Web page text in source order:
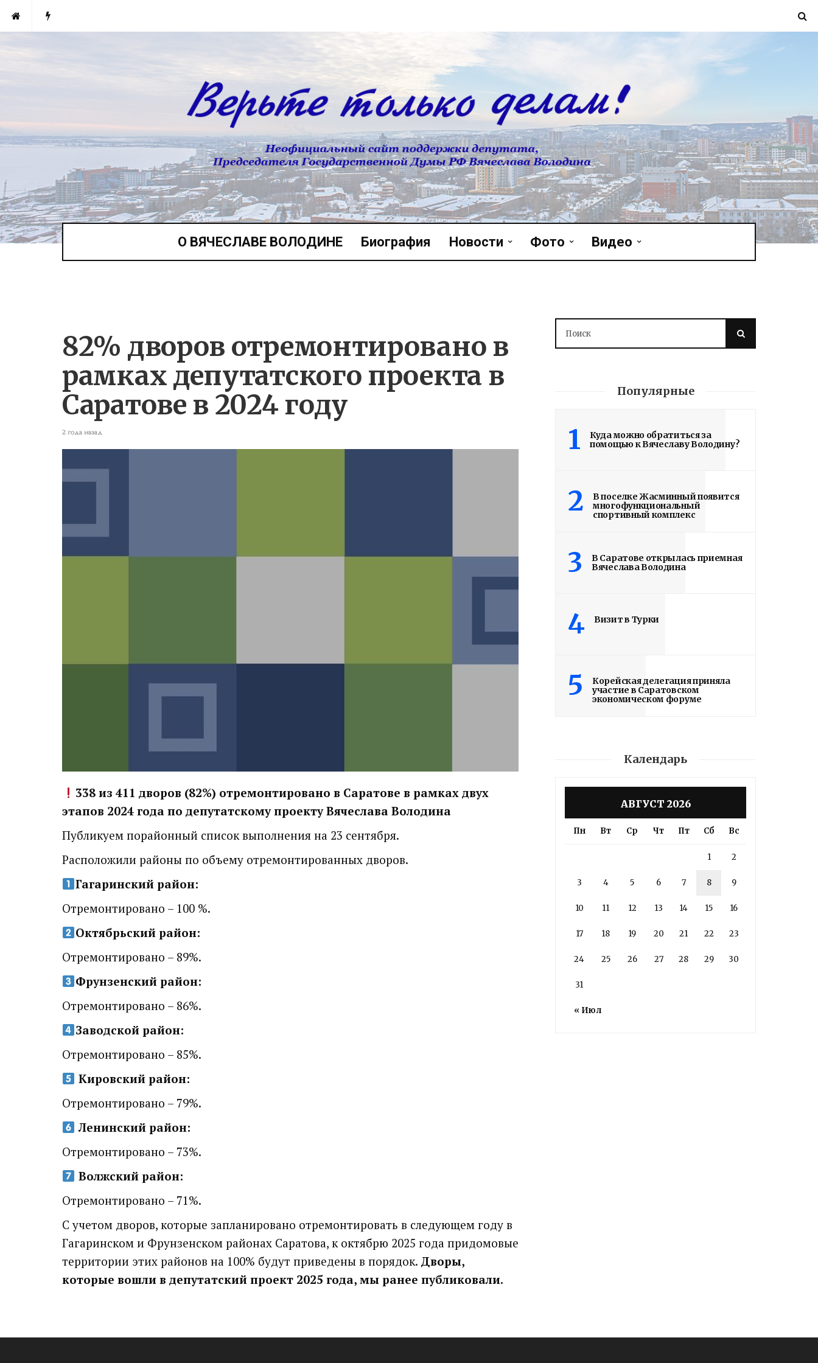
О ВЯЧЕСЛАВЕ ВОЛОДИНЕ Биография Новости Фото Видео
82% дворов отремонтировано в
рамках депутатского проекта в
Саратове в 2024 году
2 года назад
338 из 411 дворов (82%) отремонтировано в Саратове в рамках двух
этапов 2024 года по депутатскому проекту Вячеслава Володина
Публикуем порайонный список выполнения на 23 сентября.
Расположили районы по объему отремонтированных дворов.
Гагаринский район:
Отремонтировано – 100 %.
Октябрьский район:
Отремонтировано – 89%.
Фрунзенский район:
Отремонтировано – 86%.
Заводской район:
Отремонтировано – 85%.
Кировский район:
Отремонтировано – 79%.
Ленинский район:
Отремонтировано – 73%.
Волжский район:
Отремонтировано – 71%.
С учетом дворов, которые запланировано отремонтировать в следующем году в
Гагаринском и Фрунзенском районах Саратова, к октябрю 2025 года придомовые
территории этих районов на 100% будут приведены в порядок. Дворы,
которые вошли в депутатский проект 2025 года, мы ранее публиковали.
Популярные
1
Куда можно обратиться за
помощью к Вячеславу Володину?
2
В поселке Жасминный появится
многофункциональный
спортивный комплекс
3
В Саратове открылась приемная
Вячеслава Володина
4 Визит в Турки
5
Корейская делегация приняла
участие в Саратовском
экономическом форуме
Календарь
АВГУСТ 2026
Пн Вт Ср Чт Пт Сб Вс
« Июл
1 2
3 4 5 6 7 8 9
10 11 12 13 14 15 16
17 18 19 20 21 22 23
24 25 26 27 28 29 30
31
РАБОТЫ БУДУТ
ЗАВЕРШЕНЫ
4 дня назад
Подробности в статье!
Read More